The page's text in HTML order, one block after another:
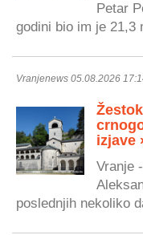
Petar
godini bio im je 21,3
Vranjenews 05.08.2026
izjave
Vranje
poslednjih nekoliko